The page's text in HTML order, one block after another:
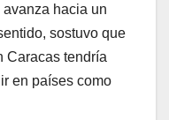
avanza hacia un
sostuvo que
Caracas tendría
en países como